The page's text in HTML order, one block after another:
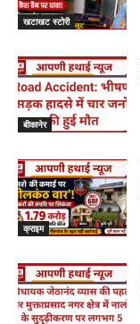
खटाखट स्टोरी
बीकानेर
क्राइम